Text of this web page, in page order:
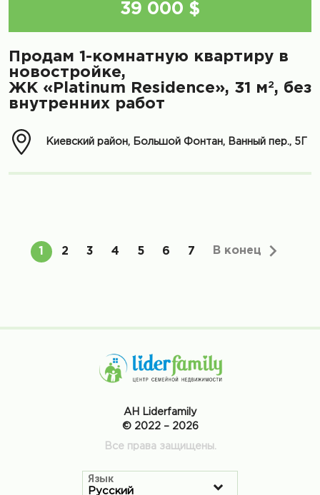
39 000 $
Продам 1-комнатную квартиру в
новостройке,
ЖК «Platinum Residence», 31 м2, без
внутренних работ
Киевский район, Большой Фонтан, Ванный пер., 5Г
1 2 3 4 5 6 7 В конец
АН Liderfamily
© 2022 – 2026
Все права защищены.
Язык